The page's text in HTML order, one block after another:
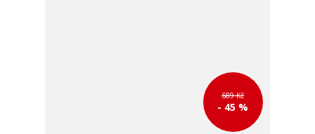
689 Kč
- 45 %